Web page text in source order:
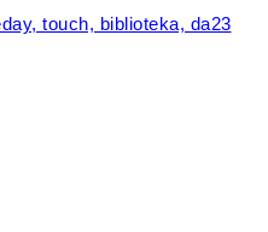
touch, biblioteka, da23